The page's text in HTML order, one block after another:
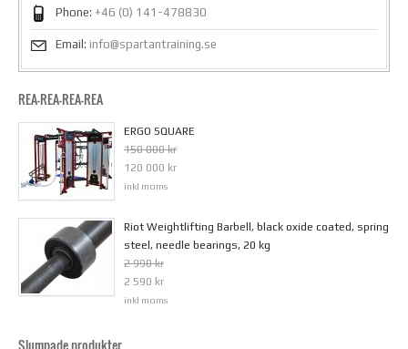
Phone: +46 (0) 141-478830
Email: info@spartantraining.se
REA-REA-REA-REA
ERGO SQUARE
150 000 kr
120 000 kr
inkl moms
Riot Weightlifting Barbell, black oxide coated, spring
steel, needle bearings, 20 kg
2 990 kr
2 590 kr
inkl moms